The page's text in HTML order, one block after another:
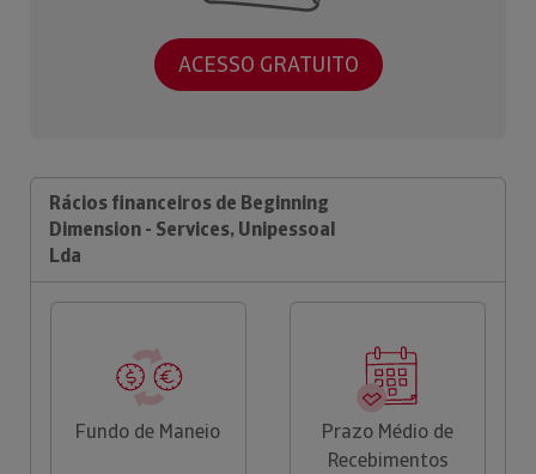
ACESSO GRATUITO
Rácios financeiros de Beginning
Dimension - Services, Unipessoal
Lda
Fundo de Maneio
Prazo Médio de
Recebimentos